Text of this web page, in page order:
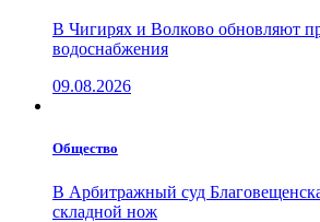
В Чигирях и Волково обновляют
водоснабжения
09.08.2026
Общество
В Арбитражный суд
складной нож